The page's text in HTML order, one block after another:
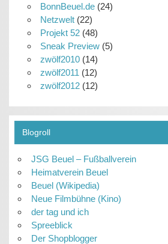
BonnBeuel.de(24)
Netzwelt(22)
Projekt 52(48)
Sneak Preview(5)
zwölf2010(14)
zwölf2011(12)
zwölf2012(12)
Blogroll
JSG Beuel – Fußballverein
Heimatverein Beuel
Beuel (Wikipedia)
Neue Filmbühne (Kino)
der tag und ich
Spreeblick
Der Shopblogger